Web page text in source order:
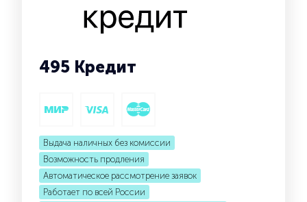
495 Кредит
Выдача наличных без комиссии
Возможность продления
Автоматическое рассмотрение заявок
Работает по всей России